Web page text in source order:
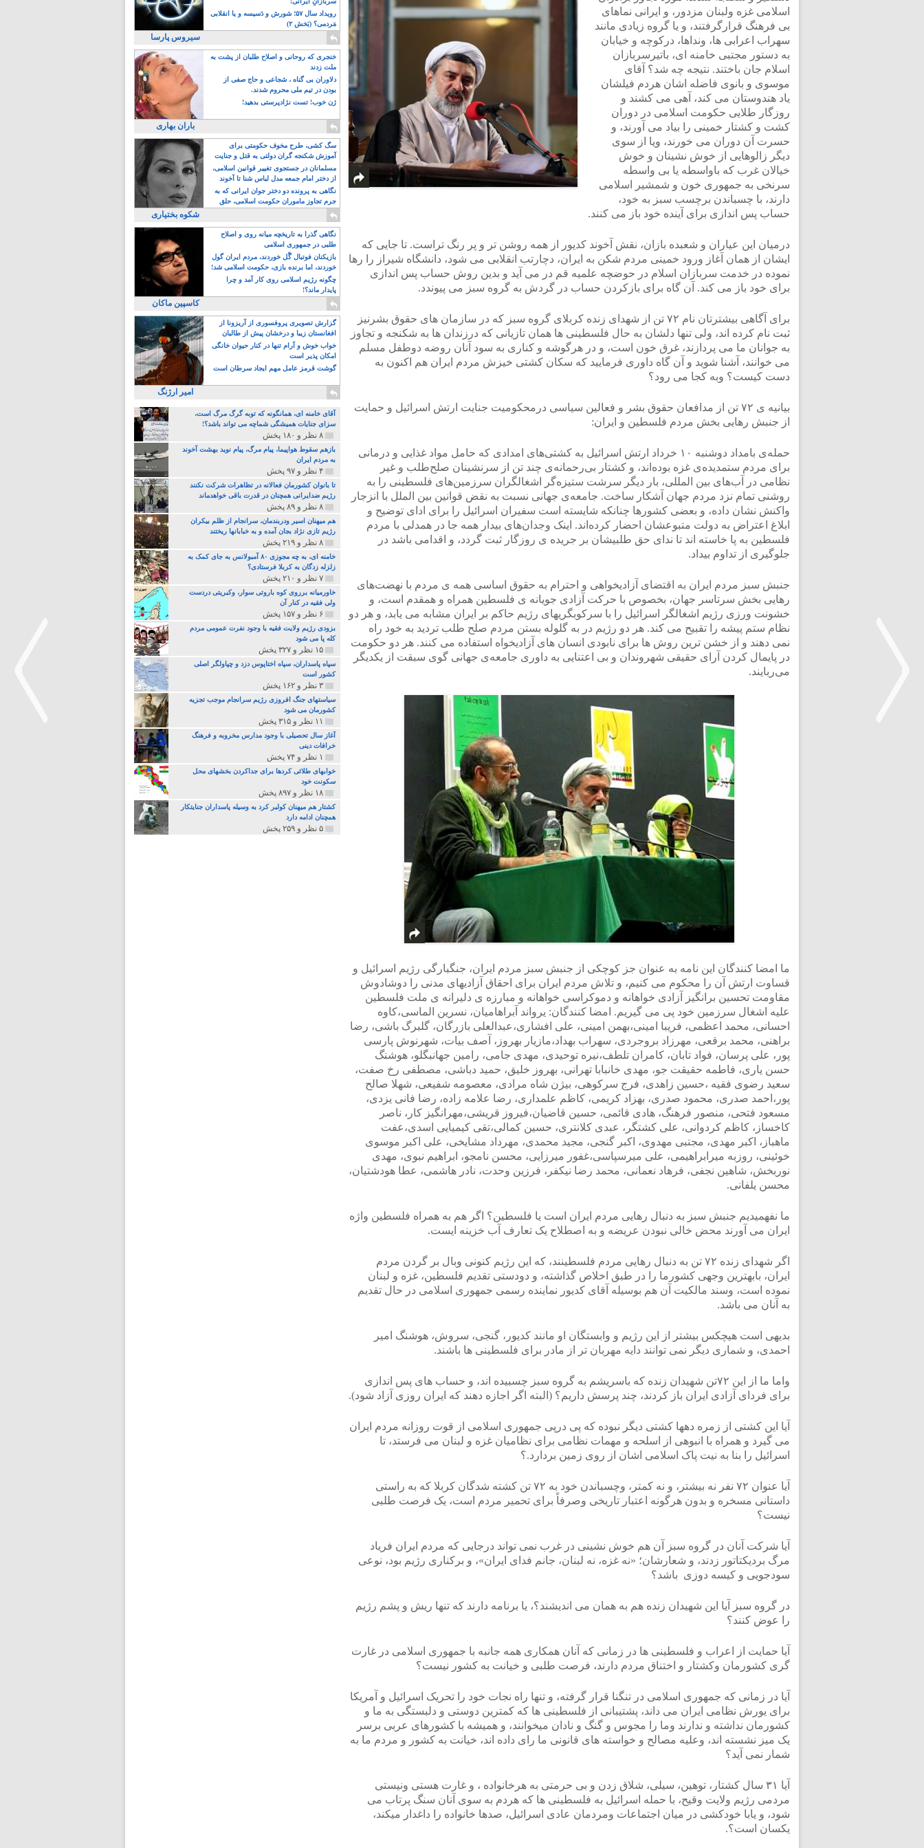
اسلامی غزه ولبنان مزدور، و ایرانی نماهای
بی فرهنگ قرارگرفتند، و یا گروه زیادی مانند
سهراب اعرابی ها، ونداها، درکوچه و خیابان
به دستور مجتبی خامنه ای، باتیرسربازان
اسلام جان باختند. نتیجه چه شد؟ آقای
موسوی و بانوی فاضله اشان هردم فیلشان
یاد هندوستان می کند، آهی می کشند و
روزگار طلایی حکومت اسلامی در دوران
کشت و کشتار خمینی را بیاد می آورند، و
حسرت آن دوران می خورند، ویا از سوی
دیگر زالوهایی از خوش نشینان و خوش
خیالان غرب که باواسطه یا بی واسطه
سرنخی به جمهوری خون و شمشیر اسلامی
دارند، با چسباندن برچسب سبز به خود،
حساب پس اندازی برای آینده خود باز می کنند.
درمیان این عیاران و شعبده بازان، نقش آخوند کدیور از همه روشن تر و پر رنگ تراست. تا جایی که
ایشان از همان آغاز ورود خمینی مردم شکن به ایران، دچارتب انقلابی می شود، دانشگاه شیراز را رها
نموده در خدمت سربازان اسلام در حوضچه علمیه قم در می آید و بدین روش حساب پس اندازی
برای خود باز می کند. آن گاه برای بازکردن حساب در گردش به گروه سبز می پیوندد.
برای آگاهی بیشترتان نام ۷۲ تن از شهدای زنده کربلای گروه سبز که در سازمان های حقوق بشرنیز
ثبت نام کرده اند، ولی تنها دلشان به حال فلسطینی ها همان تازیانی که درزندان ها به شکنجه و تجاوز
به جوانان ما می پردازند، غرق خون است، و در هرگوشه و کناری به سود آنان روضه دوطفل مسلم
می خوانند، آشنا شوید و آن گاه داوری فرمایید که سکان کشتی خیزش مردم ایران هم اکنون به
دست کیست؟ وبه کجا می رود؟
بیانیه ی ۷۲ تن از مدافعان حقوق بشر و فعالین سیاسی درمحکومیت جنایت ارتش اسرائیل و حمایت
از جنبش رهایی بخش مردم فلسطین و ایران:
حمله‌ی بامداد دوشنبه ۱۰ خرداد ارتش اسرائیل به کشتی‌های امدادی که حامل مواد غذایی و درمانی
برای مردم ستمدیده‌ی غزه بوده‌اند، و کشتار بی‌رحمانه‌ی چند تن از سرنشینان صلح‌طلب و غیر
نظامی در آب‌های بین المللی، بار دیگر سرشت ستیزه‌گر اشغالگران سرزمین‌های فلسطینی را به
روشنی تمام نزد مردم جهان آشکار ساخت. جامعه‌ی جهانی نسبت به نقض قوانین بین الملل با انزجار
واکنش نشان داده، و بعضی کشورها چنانکه شایسته است سفیران اسرائیل را برای ادای توضیح و
ابلاغ اعتراض به دولت متبوعشان احضار کرده‌اند. اینک وجدان‌های بیدار همه جا در همدلی با مردم
فلسطین به پا خاسته‌ اند تا ندای حق طلبیشان بر جریده ی روزگار ثبت گردد، و اقدامی باشد در
جلوگیری از تداوم بیداد.
جنبش سبز مردم ایران به اقتضای آزادیخواهی و احترام به حقوق اساسی همه ی مردم با نهضت‌های
رهایی بخش سرتاسر جهان، بخصوص با حرکت آزادی جویانه ی فلسطین همراه و همقدم است، و
خشونت ورزی رژیم اشغالگر اسرائیل را با سرکوبگریهای رژیم حاکم بر ایران مشابه می یابد، و هر دو
نظام ستم پیشه را تقبیح می کند. هر دو رژیم در به گلوله بستن مردم صلح طلب تردید به خود راه
نمی دهند و از خشن ترین روش ها برای نابودی انسان های آزادیخواه استفاده می کنند. هر دو حکومت
در پایمال کردن آرای حقیقی شهروندان و بی اعتنایی به داوری جامعه‌ی جهانی گوی سبقت از یکدیگر
می‌ربایند.
ما امضا کنندگان این نامه به عنوان جز کوچکی از جنبش سبز مردم ایران، جنگبارگی رژیم اسرائیل و
قساوت ارتش آن را محکوم می کنیم، و تلاش مردم ایران برای احقاق آزادیهای مدنی را دوشادوش
مقاومت تحسین برانگیز آزادی خواهانه و دموکراسی خواهانه و مبارزه ی دلیرانه ی ملت فلسطین
علیه اشغال سرزمین خود پی می گیریم. امضا کنندگان: یرواند آبراهامیان، نسرین الماسی،کاوه
احسانی، محمد اعظمی، فریبا امینی،بهمن امینی، علی افشاری،عبدالعلی بازرگان، گلبرگ باشی، رضا
براهنی، محمد برقعی، مهرزاد بروجردی، سهراب بهداد،مازیار بهروز، آصف بیات، شهرنوش پارسی
پور، علی پرسان، فواد تابان، کامران تلطف،نیره توحیدی، مهدی جامی، رامین جهانبگلو، هوشنگ
حسن یاری، فاطمه حقیقت جو، مهدی خانبابا تهرانی، بهروز خلیق، حمید دباشی، مصطفی رخ صفت،
سعید رضوی فقیه ،حسین زاهدی، فرج سرکوهی، بیژن شاه مرادی، معصومه شفیعی، شهلا صالح
پور،احمد صدری، محمود صدری، بهزاد کریمی، کاظم علمداری، رضا علامه زاده، رضا فانی یزدی،
مسعود فتحی، منصور فرهنگ، هادی قائمی، حسین قاضیان،فیروز قریشی،مهرانگیز کار، ناصر
کاخساز، کاظم کردوانی، علی کشتگر، عبدی کلانتری، حسین کمالی،تقی کیمیایی اسدی،عفت
ماهباز، اکبر مهدی، مجتبی مهدوی، اکبر گنجی، مجید محمدی، مهرداد مشایخی، علی اکبر موسوی
خوئینی، روزبه میرابراهیمی، علی میرسپاسی،غفور میرزایی، محسن نامجو، ابراهیم نبوی، مهدی
نوربخش، شاهین نجفی، فرهاد نعمانی، محمد رضا نیکفر، فرزین وحدت، نادر هاشمی، عطا هودشتیان،
محسن یلفانی.
ما نفهمیدیم جنبش سبز به دنبال رهایی مردم ایران است یا فلسطین؟ اگر هم به همراه فلسطین واژه
ایران می آورند محض خالی نبودن عریضه و به اصطلاح یک تعارف آب خزینه ایست.
اگر شهدای زنده ۷۲ تن به دنبال رهایی مردم فلسطینند، که این رژیم کنونی وبال بر گردن مردم
ایران، بابهترین وجهی کشورما را در طبق اخلاص گذاشته، و دودستی تقدیم فلسطین، غزه و لبنان
نموده است، وسند مالکیت آن هم بوسیله آقای کدیور نماینده رسمی جمهوری اسلامی در حال تقدیم
به آنان می باشد.
بدیهی است هیچکس بیشتر از این رژیم و وابستگان او مانند کدیور، گنجی، سروش، هوشنگ امیر
احمدی، و شماری دیگر نمی توانند دایه مهربان تر از مادر برای فلسطینی ها باشند.
واما ما از این ۷۲تن شهیدان زنده که باسریشم به گروه سبز چسبیده اند، و حساب های پس اندازی
برای فردای آزادی ایران باز کردند، چند پرسش داریم؟ (البته اگر اجازه دهند که ایران روزی آزاد شود).
آیا این کشتی از زمره دهها کشتی دیگر نبوده که پی درپی جمهوری اسلامی از قوت روزانه مردم ایران
می گیرد و همراه با انبوهی از اسلحه و مهمات نظامی برای نظامیان غزه و لبنان می فرستد، تا
اسرائیل را بنا به نیت پاک اسلامی اشان از روی زمین بردارد.؟
آیا عنوان ۷۲ نفر نه بیشتر، و نه کمتر، وچسباندن خود به ۷۲ تن کشته شدگان کربلا که به راستی
داستانی مسخره و بدون هرگونه اعتبار تاریخی وصرفاً برای تحمیر مردم است، یک فرصت طلبی
نیست؟
آیا شرکت آنان در گروه سبز آن هم خوش نشینی در غرب نمی تواند درجایی که مردم ایران فریاد
مرگ بردیکتاتور زدند، و شعارشان؛ «نه غزه، نه لبنان، جانم فدای ایران»، و برکناری رژیم بود، نوعی
سودجویی و کیسه دوزی باشد؟
در گروه سبز آیا این شهیدان زنده هم به همان می اندیشند؟، یا برنامه دارند که تنها ریش و پشم رژیم
را عوض کنند؟
آیا حمایت از اعراب و فلسطینی ها در زمانی که آنان همکاری همه جانبه با جمهوری اسلامی در غارت
گری کشورمان وکشتار و اختناق مردم دارند، فرصت طلبی و خیانت به کشور نیست؟
آیا در زمانی که جمهوری اسلامی در تنگنا قرار گرفته، و تنها راه نجات خود را تحریک اسرائیل و آمریکا
برای یورش نظامی ایران می داند، پشتیبانی از فلسطینی ها که کمترین دوستی و دلبستگی به ما و
کشورمان نداشته و ندارند وما را مجوس و گنگ و نادان میخوانند، و همیشه با کشورهای عربی برسر
یک میز نشسته اند، وعلیه مصالح و خواسته های قانونی ما رای داده اند، خیانت به کشور و مردم ما به
شمار نمی آید؟
آیا ۳۱ سال کشتار، توهین، سیلی، شلاق زدن و بی حرمتی به هرخانواده ، و غارت هستی ونیستی
مردمی رژیم ولایت وقیح، با حمله اسرائیل به فلسطینی ها که هردم به سوی آنان سنگ پرتاب می
شود، و یابا خودکشی در میان اجتماعات ومردمان عادی اسرائیل، صدها خانواده را داغدار میکند،
یکسان است؟.
رویداد سال ۵۷؛ شورش و دَسیسه و یا انقلابی
مَردمی؟ (بَخش ۲)
سیروس پارسا
خنجری که روحانی و اصلاح طلبان از پشت به
ملت زدند
دلاوران بی گناه ، شجاعی و حاج صفی از
بودن در تیم ملی محروم شدند.
ژن خوب! تست نژادپرستی بدهید!
باران بهاری
سگ کشی، طرح مخوف حکومتی برای
آموزش شکنجه گران دولتی به قتل و جنایت
بیشتر
مسلمانان در جستجوی تغییر قوانین اسلامی،
از دختر امام جمعه مدل لباس شنا تا آخوند
مسلمان همجنسگرا!
نگاهی به پرونده دو دختر جوان ایرانی که به
جرم تجاوز ماموران حکومت اسلامی، حلق
آویز شدند!
شکوه بختیاری
نگاهی گذرا به تاریخچه میانه روی و اصلاح
طلبی در جمهوری اسلامی
بازیکنان فوتبال گًل خوردند، مردم ایران گول
خوردند، اما برنده بازی، حکومت اسلامی شد!
چگونه رژیم اسلامی روی کار آمد و چرا
پایدار ماند؟!
کاسپین ماکان
گزارش تصویری پروفسوری از آریزونا از
افغانستان زیبا و درخشان پیش از طالبان
خواب خوش و آرام تنها در کنار حیوان خانگی
امکان پذیر است
گوشت قرمز عامل مهم ایجاد سرطان است
امیر ارژنگ
آقای خامنه ای، همانگونه که توبه گرگ مرگ است،
سزای جنایات همیشگی شماچه می تواند باشد؟!
۸ نظر و ۱۸۰ پخش
بازهم سقوط هواپیما، پیام مرگ، پیام نوید بهشت آخوند
به مردم ایران
۴ نظر و ۹۷ پخش
تا بانوان کشورمان فعالانه در تظاهرات شرکت نکنند
رژیم ضدایرانی همچنان در قدرت باقی خواهدماند
۸ نظر و ۸۹ پخش
هم میهنان اسیر ودربندمان، سرانجام از ظلم بیکران
رژیم تازی نژاد بجان آمده و به خبابانها ریختند
۸ نظر و ۲۱۹ پخش
خامنه ای، به چه مجوزی ۸۰ آمبولانس به جای کمک به
زلزله زدگان به کربلا فرستادی؟
۷ نظر و ۲۱۰ پخش
خاورمیانه برروی کوه باروتی سوار، وکبریتی دردست
ولی فقیه در کنار آن
۶ نظر و ۱۵۷ پخش
بزودی رژیم ولایت فقیه با وجود نفرت عمومی مردم
کله پا می شود
۱۵ نظر و ۳۲۷ پخش
سپاه پاسداران، سپاه اختاپوس دزد و چپاولگر اصلی
کشور است
۳ نظر و ۱۶۲ پخش
سیاستهای جنگ افروزی رژیم سرانجام موجب تجزیه
کشورمان می شود
۱۱ نظر و ۳۱۵ پخش
آغاز سال تحصیلی با وجود مدارس مخروبه و فرهنگ
خرافات دینی
۱ نظر و ۷۴ پخش
خوابهای طلائی کردها برای جداکردن بخشهای محل
سکونت خود
۱۸ نظر و ۸۹۷ پخش
کشتار هم میهنان کولبر کرد به وسیله پاسداران جنایتکار
همچنان ادامه دارد
۵ نظر و ۲۵۹ پخش